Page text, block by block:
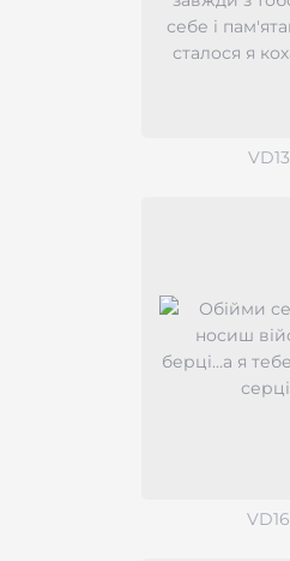
VD13
VD16